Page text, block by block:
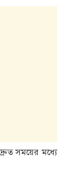
সময়ের মধ্যে